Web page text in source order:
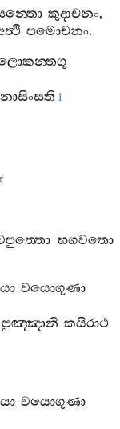
කුදාචනං,
පමොචනං.
නාසිංසති 1
භගවතො
වයොගුණා
පුඤ‍්ඤානි කයිරාථ
වයොගුණා